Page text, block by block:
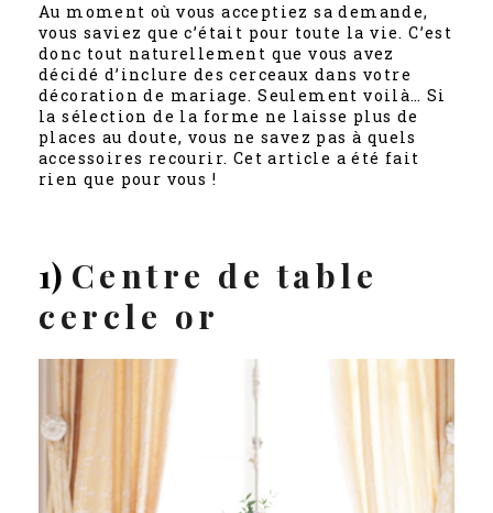
Au moment où vous acceptiez sa demande,
vous saviez que c’était pour toute la vie. C’est
donc tout naturellement que vous avez
décidé d’inclure des cerceaux dans votre
décoration de mariage. Seulement voilà… Si
la sélection de la forme ne laisse plus de
places au doute, vous ne savez pas à quels
accessoires recourir. Cet article a été fait
rien que pour vous !
1) Centre de table
cercle or